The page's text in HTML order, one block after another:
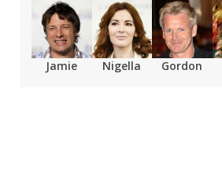
Jamie Nigella Gordon